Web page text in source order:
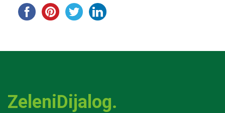
ZeleniDijalog.